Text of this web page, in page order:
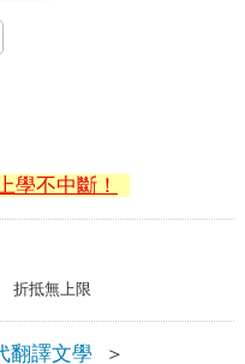
學不中斷！
折抵無上限
翻譯文學
＞